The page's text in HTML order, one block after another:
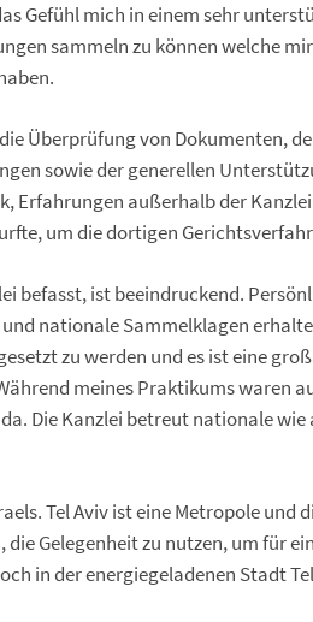
Gefühl mich in einem sehr
sammeln zu können welche
Überprüfung von Dokumenten,
sowie der generellen
Erfahrungen außerhalb der
um die dortigen
befasst, ist beeindruckend.
nationale Sammelklagen
zu werden und es ist eine
meines Praktikums waren
Die Kanzlei betreut nationale
Tel Aviv ist eine Metropole und
Gelegenheit zu nutzen, um für
in der energiegeladenen Stadt